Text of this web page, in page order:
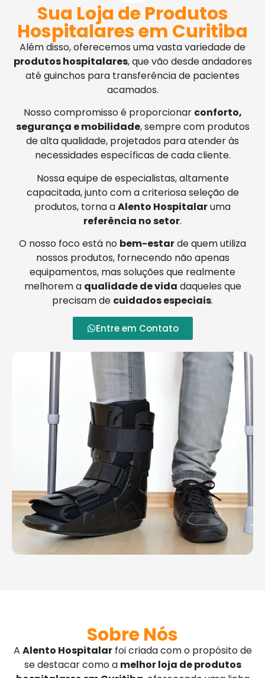
Sua Loja de Produtos
Hospitalares em Curitiba
Além disso, oferecemos uma vasta variedade de
produtos hospitalares, que vão desde andadores
até guinchos para transferência de pacientes
acamados.
Nosso compromisso é proporcionar conforto,
segurança e mobilidade, sempre com produtos
de alta qualidade, projetados para atender às
necessidades específicas de cada cliente.
Nossa equipe de especialistas, altamente
capacitada, junto com a criteriosa seleção de
produtos, torna aAlento Hospitalaruma
referência no setor.
O nosso foco está no bem-estarde quem utiliza
nossos produtos, fornecendo não apenas
equipamentos, mas soluções que realmente
melhorem a qualidade de vida daqueles que
precisam de cuidados especiais.
Entre em Contato
Sobre Nós
A Alento Hospitalarfoi criada com o propósito de
se destacar como a melhor loja de produtos